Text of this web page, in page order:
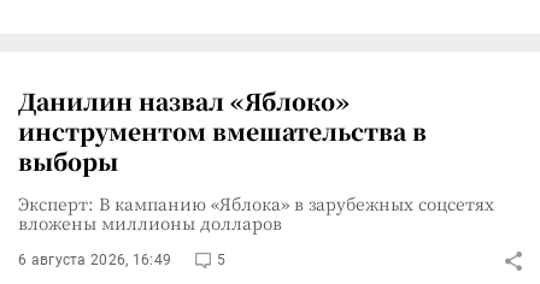
Данилин назвал «Яблоко»
инструментом вмешательства в
выборы
Эксперт: В кампанию «Яблока» в зарубежных соцсетях
вложены миллионы долларов
6 августа 2026, 16:49 5